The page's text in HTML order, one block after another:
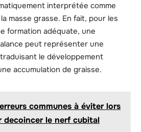
interprétée comme
masse grasse. En fait, pour les
formation adéquate, une
peut représenter une
le développement
accumulation de graisse.
communes à éviter lors
decoincer le nerf cubital